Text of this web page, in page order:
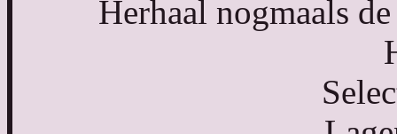
Herhaal nogmaals